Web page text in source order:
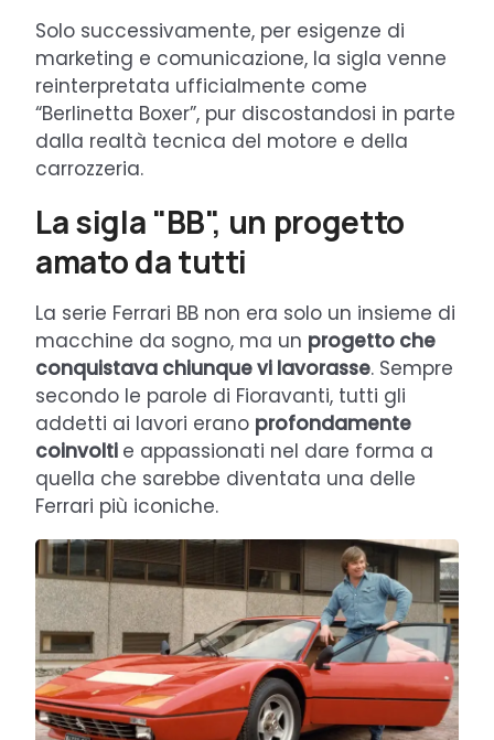
Solo successivamente, per esigenze di
marketing e comunicazione, la sigla venne
reinterpretata ufficialmente come
“Berlinetta Boxer”, pur discostandosi in parte
dalla realtà tecnica del motore e della
carrozzeria.
La sigla "BB", un progetto
amato da tutti
La serie Ferrari BB non era solo un insieme di
macchine da sogno, ma un progetto che
conquistava chiunque vi lavorasse. Sempre
secondo le parole di Fioravanti, tutti gli
addetti ai lavori erano profondamente
coinvolti e appassionati nel dare forma a
quella che sarebbe diventata una delle
Ferrari più iconiche.